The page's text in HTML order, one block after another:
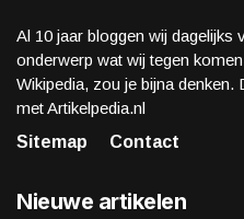
Al 10 jaar bloggen wij dagelijks
onderwerp wat wij tegen
Wikipedia, zou je bijna denken.
met Artikelpedia.nl
Sitemap
Contact
Nieuwe artikelen